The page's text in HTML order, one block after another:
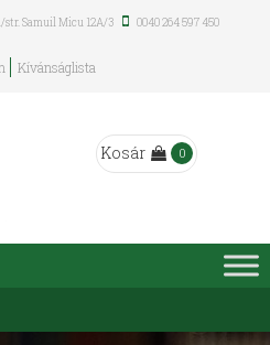
str. Samuil Micu 12A/3 0040 264 597 450
Kívánságlista
Kosár 0